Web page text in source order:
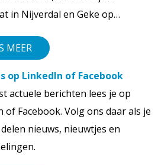
in Nijverdal en Geke op…
MEER
op LinkedIn of Facebook
actuele berichten lees je op
of Facebook. Volg ons daar als je
nieuws, nieuwtjes en